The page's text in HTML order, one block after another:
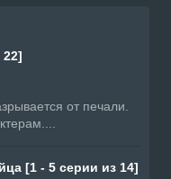
22]
от печали.
[1 - 5 серии из 14]